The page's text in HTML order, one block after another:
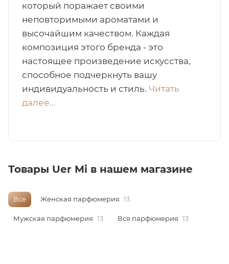
Арабская
который поражает своими
неповторимыми ароматами и
высочайшим качеством. Каждая
композиция этого бренда - это
настоящее произведение искусства,
способное подчеркнуть вашу
индивидуальность и стиль. Читать
далее...
Товары Uer Mi в нашем магазине
Все Женская парфюмерия 13
Мужская парфюмерия 13 Вся парфюмерия 13